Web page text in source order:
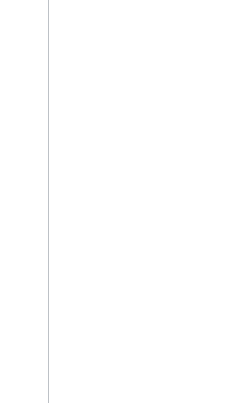
Firebase Authentication
обеспечивая вход и
устройствах. Он
аутентификации
использовании